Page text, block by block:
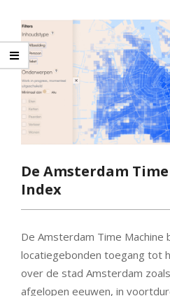
Menu
De Amsterdam
Index
De Amsterdam Time
locatiegebonden toegang tot
over de stad Amsterdam
afgelopen eeuwen, in